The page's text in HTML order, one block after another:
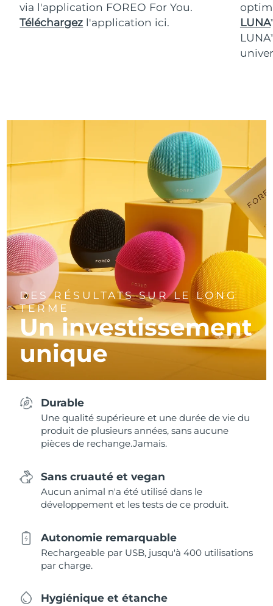
via l'application FOREO For You.
Téléchargez l'application ici.
LUNA
LUNA
DES RÉSULTATS SUR LE LONG
TERME
Un investissement
unique
Durable
Une qualité supérieure et une durée de vie du
produit de plusieurs années, sans aucune
pièces de rechange.Jamais.
Sans cruauté et vegan
Aucun animal n'a été utilisé dans le
développement et les tests de ce produit.
Autonomie remarquable
Rechargeable par USB, jusqu'à 400 utilisations
par charge.
Hygiénique et étanche